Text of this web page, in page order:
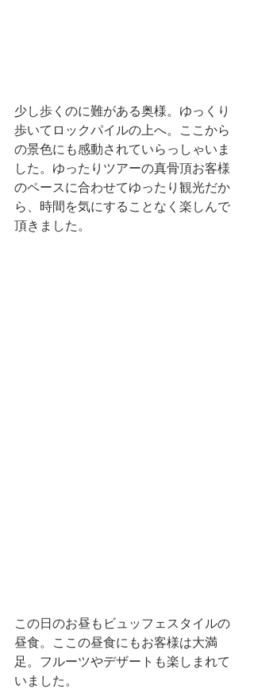
少し歩くのに難がある奥様。ゆっくり
歩いてロックパイルの上へ。ここから
の景色にも感動されていらっしゃいま
した。ゆったりツアーの真骨頂お客様
のペースに合わせてゆったり観光だか
ら、時間を気にすることなく楽しんで
頂きました。
この日のお昼もビュッフェスタイルの
昼食。ここの昼食にもお客様は大満
足。フルーツやデザートも楽しまれて
いました。